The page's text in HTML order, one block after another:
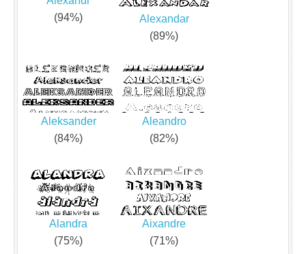
(94%)
Alexandar
(89%)
Aleksander
(84%)
Aleandro
(82%)
Alandra
(75%)
Aixandre
(71%)